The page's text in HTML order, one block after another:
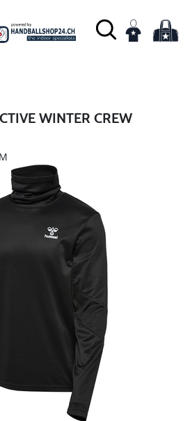
WINTER CREW